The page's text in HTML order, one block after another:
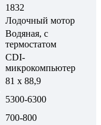
1832
Лодочный мотор
Водяная, с
термостатом
CDI-
микрокомпьютер
81 х 88,9
5300-6300
700-800